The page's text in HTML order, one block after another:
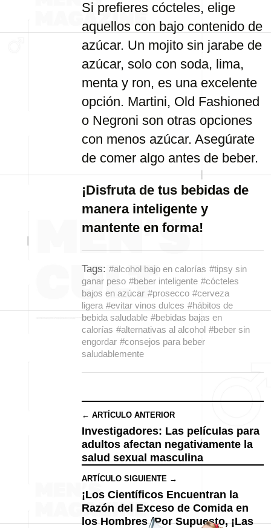
Si prefieres cócteles, elige
aquellos con bajo contenido de
azúcar. Un mojito sin jarabe de
azúcar, solo con soda, lima,
menta y ron, es una excelente
opción. Martini, Old Fashioned
o Negroni son otras opciones
con menos azúcar. Asegúrate
de comer algo antes de beber.
¡Disfruta de tus bebidas de
manera inteligente y
mantente en forma!
Tags: #alcohol bajo en calorías #tipsy sin
ganar peso #beber inteligente #cócteles
bajos en azúcar #prosecco #cerveza
ligera #evitar vinos dulces #hábitos de
bebida saludable #bebidas bajas en
calorías #alternativas al alcohol #beber sin
engordar #consejos para beber
saludablemente
← ARTÍCULO ANTERIOR
Investigadores: Las películas para
adultos afectan negativamente la
salud sexual masculina
ARTÍCULO SIGUIENTE →
¡Los Científicos Encuentran la
Razón del Exceso de Comida en
los Hombres (Por Supuesto, ¡Las